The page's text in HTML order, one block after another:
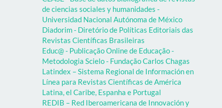
de ciencias sociales y humanidades -
Universidad Nacional Autónoma de México
Diadorim - Diretório de Políticas Editoriais das
Revistas Científicas Brasileiras
Educ@ - Publicação Online de Educação -
Metodologia Scielo - Fundação Carlos Chagas
Latindex – Sistema Regional de Información en
Línea para Revistas Científicas de América
Latina, el Caribe, Espanha e Portugal
REDIB – Red Iberoamericana de Innovación y